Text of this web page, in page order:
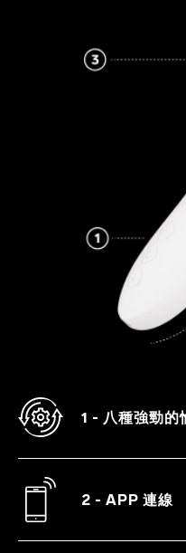
1 - 八種強勁的
GIGI™ 3 可提
不同。
2 - APP 連線
透過 APP 連